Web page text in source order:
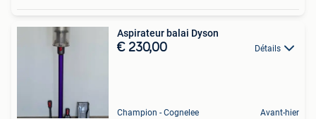
Aspirateur balai Dyson
€ 230,00 Détails
Champion - Cognelee Avant-hier